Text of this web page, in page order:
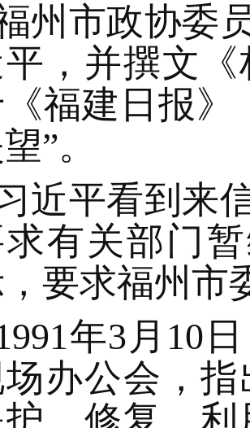
州市政协委
，并撰文
福建日报》
”。
近平看到来
有关部门
要求福州市
年3月10
办公会，
、修复、